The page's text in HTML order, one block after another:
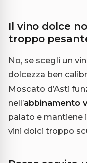
Il vino dolce
troppo
No, se scegli un
dolcezza ben
Moscato d’Asti
nell’abbinamento
palato e mantiene
vini dolci troppo